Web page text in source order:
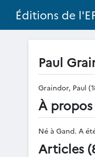
Éditions de
Paul
Graindor, Paul
À
Né à Gand. A
Articles